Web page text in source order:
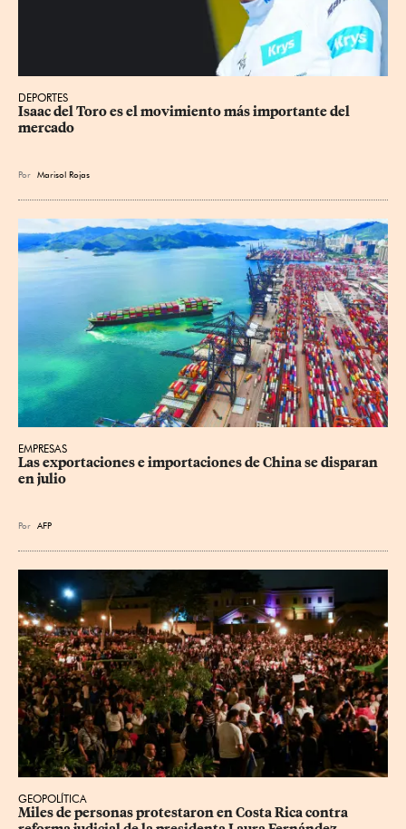
DEPORTES
Isaac del Toro es el movimiento más importante del
mercado
Por Marisol Rojas
EMPRESAS
Las exportaciones e importaciones de China se disparan
en julio
Por AFP
GEOPOLÍTICA
Miles de personas protestaron en Costa Rica contra